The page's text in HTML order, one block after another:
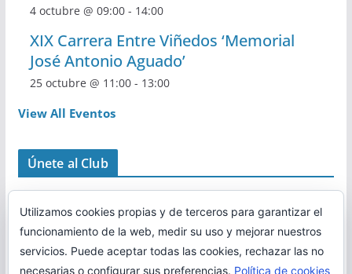
4 octubre @ 09:00- 14:00
XIX Carrera Entre Viñedos ‘Memorial
José Antonio Aguado’
25 octubre @ 11:00- 13:00
View All Eventos
Únete al Club
Utilizamos cookies propias y de terceros para garantizar el
funcionamiento de la web, medir su uso y mejorar nuestros
servicios. Puede aceptar todas las cookies, rechazar las no
necesarias o configurar sus preferencias. Política de cookies